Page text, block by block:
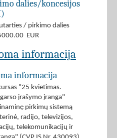
dalies/koncesijos
/ pirkimo dalies
EUR
informacija
informacija
"25 kvietimas.
įrašymo įranga"
pirkimų sistemą
radijo, televizijos,
telekomunikacijų ir